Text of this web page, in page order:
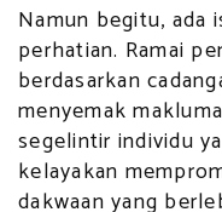
Namun begitu, ada
perhatian. Ramai
berdasarkan
menyemak
segelintir individu
kelayakan
dakwaan yang